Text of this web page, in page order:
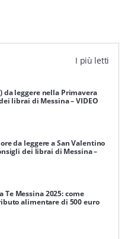
I più letti
da leggere nella Primavera
librai di Messina – VIDEO
da leggere a San Valentino
dei librai di Messina –
Te Messina 2025: come
alimentare di 500 euro